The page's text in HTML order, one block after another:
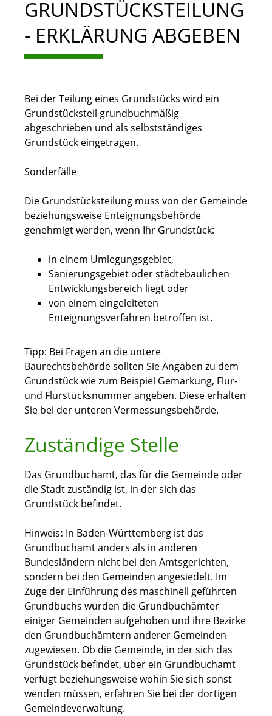
GRUNDSTÜCKSTEILUNG
- ERKLÄRUNG ABGEBEN
Bei der Teilung eines Grundstücks wird ein
Grundstücksteil grundbuchmäßig
abgeschrieben und als selbstständiges
Grundstück eingetragen.
Sonderfälle
Die Grundstücksteilung muss von der Gemeinde
beziehungsweise Enteignungsbehörde
genehmigt werden, wenn Ihr Grundstück:
in einem Umlegungsgebiet,
Sanierungsgebiet oder städtebaulichen
Entwicklungsbereich liegt oder
von einem eingeleiteten
Enteignungsverfahren betroffen ist.
Tipp: Bei Fragen an die untere
Baurechtsbehörde sollten Sie Angaben zu dem
Grundstück wie zum Beispiel Gemarkung, Flur-
und Flurstücksnummer angeben. Diese erhalten
Sie bei der unteren Vermessungsbehörde.
Zuständige Stelle
Das Grundbuchamt, das für die Gemeinde oder
die Stadt zuständig ist, in der sich das
Grundstück befindet.
Hinweis: In Baden-Württemberg ist das
Grundbuchamt anders als in anderen
Bundesländern nicht bei den Amtsgerichten,
sondern bei den Gemeinden angesiedelt. Im
Zuge der Einführung des maschinell geführten
Grundbuchs wurden die Grundbuchämter
einiger Gemeinden aufgehoben und ihre Bezirke
den Grundbuchämtern anderer Gemeinden
zugewiesen. Ob die Gemeinde, in der sich das
Grundstück befindet, über ein Grundbuchamt
verfügt beziehungsweise wohin Sie sich sonst
wenden müssen, erfahren Sie bei der dortigen
Gemeindeverwaltung.